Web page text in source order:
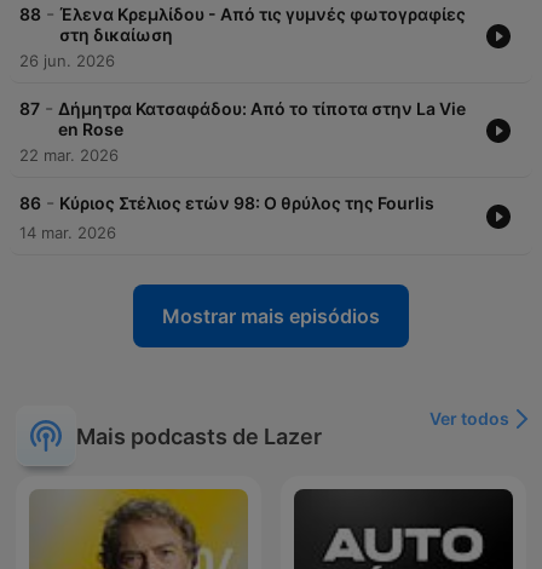
88 - Έλενα Κρεμλίδου - Από τις γυμνές φωτογραφίες
στη δικαίωση
26 jun. 2026
87 - Δήμητρα Κατσαφάδου: Από το τίποτα στην La Vie
en Rose
22 mar. 2026
86 - Κύριος Στέλιος ετών 98: Ο θρύλος της Fourlis
14 mar. 2026
Mostrar mais episódios
Mais podcasts de Lazer
Ver todos